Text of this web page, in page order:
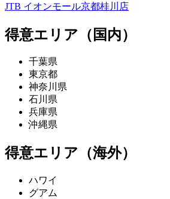
JTB イオンモール京都桂川店
得意エリア（国内）
千葉県
東京都
神奈川県
石川県
兵庫県
沖縄県
得意エリア（海外）
ハワイ
グアム